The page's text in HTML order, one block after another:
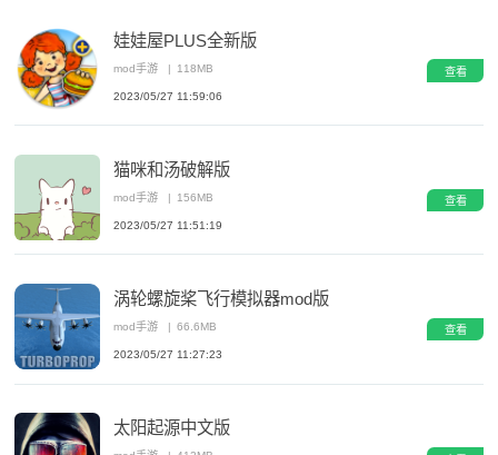
娃娃屋PLUS全新版
mod手游 | 118MB
2023/05/27 11:59:06
查看
猫咪和汤破解版
mod手游 | 156MB
2023/05/27 11:51:19
查看
涡轮螺旋桨飞行模拟器mod版
mod手游 | 66.6MB
2023/05/27 11:27:23
查看
太阳起源中文版